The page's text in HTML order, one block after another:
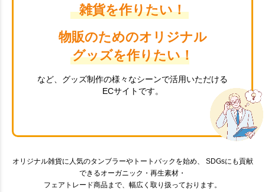
雑貨を作りたい！
物販のためのオリジナル
グッズを作りたい！
など、グッズ制作の様々なシーンで活用いただける
ECサイトです。
オリジナル雑貨に人気のタンブラーやトートバックを始め、 SDGsにも貢献
できるオーガニック・再生素材・
フェアトレード商品まで、幅広く取り扱っております。